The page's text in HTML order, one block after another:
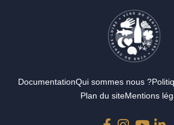
DocumentationQui sommes nous ?
Plan du siteMentions